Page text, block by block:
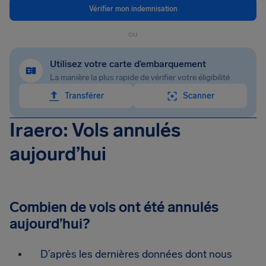
Vérifier mon indemnisation
ou
Utilisez votre carte d’embarquement
La manière la plus rapide de vérifier votre éligibilité
Transférer
Scanner
Iraero: Vols annulés
aujourd’hui
Combien de vols ont été annulés
aujourd’hui?
D’après les dernières données dont nous